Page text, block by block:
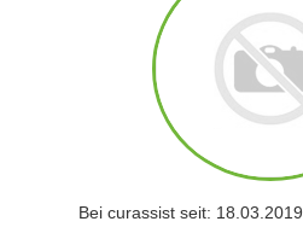
Bei curassist seit: 18.03.2019